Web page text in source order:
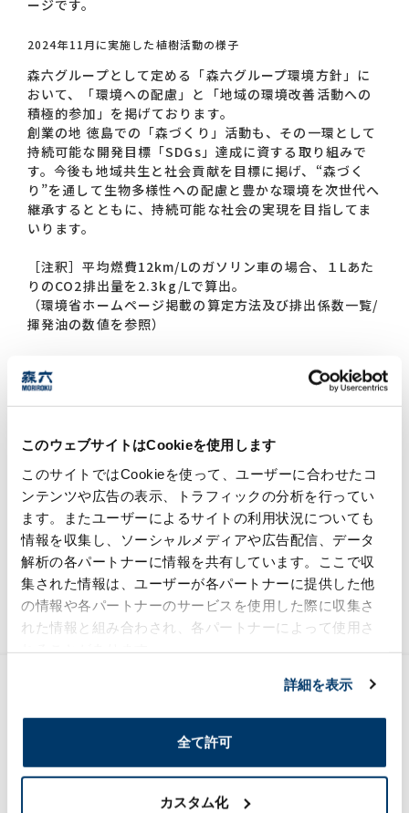
このウェブサイトはCookieを使用します
このサイトではCookieを使って、ユーザーに合わせたコ
ンテンツや広告の表示、トラフィックの分析を行ってい
ます。またユーザーによるサイトの利用状況についても
情報を収集し、ソーシャルメディアや広告配信、データ
解析の各パートナーに情報を共有しています。ここで収
集された情報は、ユーザーが各パートナーに提供した他
の情報や各パートナーのサービスを使用した際に収集さ
れた情報と組み合わされ、各パートナーによって使用さ
詳細を表示
全て許可
カスタム化
ージです。
2024年11月に実施した植樹活動の様子
森六グループとして定める「森六グループ環境方針」に
おいて、「環境への配慮」と「地域の環境改善活動への
積極的参加」を掲げております。
創業の地 徳島での「森づくり」活動も、その一環として
持続可能な開発目標「SDGs」達成に資する取り組みで
す。今後も地域共生と社会貢献を目標に掲げ、“森づく
り”を通して生物多様性への配慮と豊かな環境を次世代へ
継承するとともに、持続可能な社会の実現を目指してま
いります。
［注釈］平均燃費12km/Lのガソリン車の場合、１Lあた
りのCO2排出量を2.3kg/Lで算出。
（環境省ホームページ掲載の算定方法及び排出係数一覧/
揮発油の数値を参照）
関連情報
・公益社団法人徳島森林づくり推進機構（公式ホームペ
ージ）
森六グループの『今』と未来を結びつける、
情報メディア。
化学工業日報「化学品受託に引き合い」記事
ケミカル事業